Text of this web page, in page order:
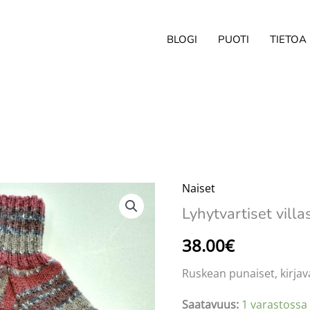
BLOGI PUOTI TIETOA
Naiset
Lyhytvartiset
38.00€
Ruskean punaiset,
Saatavuus: 1 varastossa